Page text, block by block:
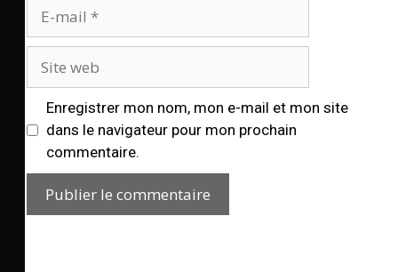
Enregistrer mon nom, mon e-mail et mon site
dans le navigateur pour mon prochain
commentaire.